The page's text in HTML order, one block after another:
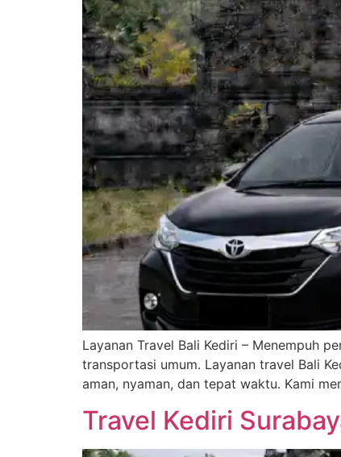
Layanan Travel Bali Kediri – Menempuh
transportasi umum. Layanan travel Bali
aman, nyaman, dan tepat waktu. Kami
Travel Kediri